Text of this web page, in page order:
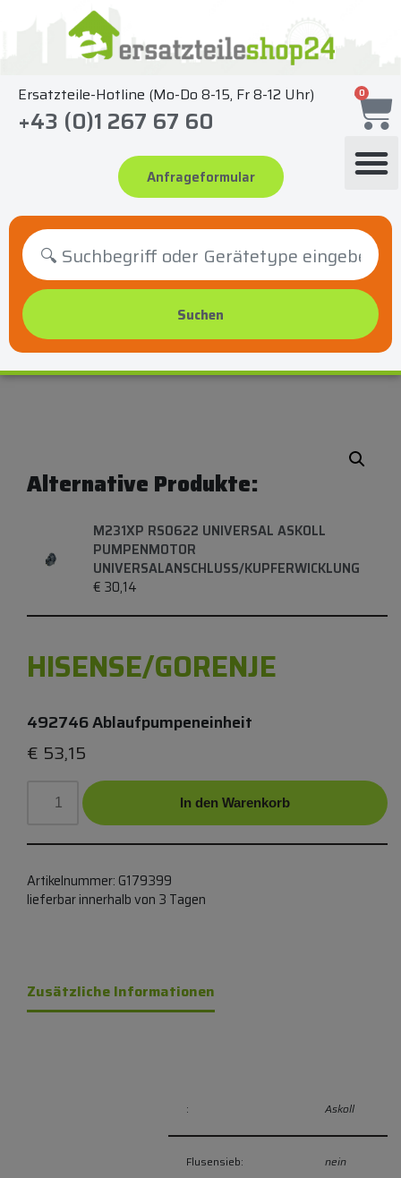
springen
Ersatzteile-Hotline (Mo-Do 8-15, Fr 8-12 Uhr)
+43 (0)1 267 67 60
Anfrageformular
0
Alternative Produkte:
M231XP RS0622 UNIVERSAL ASKOLL
PUMPENMOTOR
UNIVERSALANSCHLUSS/KUPFERWICKLUNG
€ 30,14
HISENSE/GORENJE
492746 Ablaufpumpeneinheit
€ 53,15
In den Warenkorb
Artikelnummer: G179399
lieferbar innerhalb von 3 Tagen
Zusätzliche Informationen
: Askoll
Flusensieb: nein